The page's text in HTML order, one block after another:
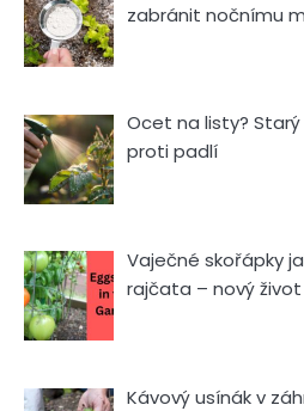
zabránit nočnímu
Ocet na listy?
proti padlí
Vaječné skořápky
rajčata – nový
Kávový usínák v